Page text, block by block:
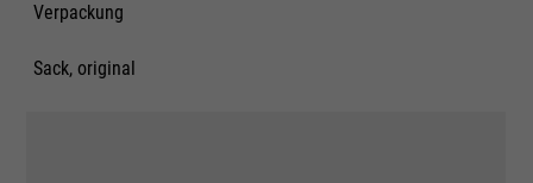
Verpackung
Sack, original